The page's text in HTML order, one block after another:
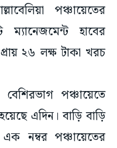
পঞ্চায়েতের
হাবের
২৬ লক্ষ টাকা খরচ
পঞ্চায়েতে
হয়েছে এদিন। বাড়ি বাড়ি
নম্বর পঞ্চায়েতের